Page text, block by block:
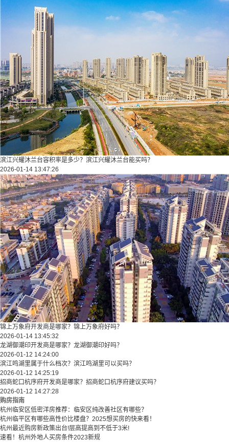
滨江兴耀沐兰台容积率是多少？滨江兴耀沐兰台能买吗？
2026-01-14 13:47:26
锦上万象府开发商是哪家？锦上万象府好吗？
2026-01-14 13:45:32
龙湖御潮印开发商是哪家？龙湖御潮印好吗？
2026-01-12 14:24:00
滨江鸣湖里属于什么档次？滨江鸣湖里可以买吗？
2026-01-12 14:25:19
招商蛇口杭序府开发商是哪家？招商蛇口杭序府建议买吗？
2026-01-12 14:27:28
购房指南
杭州临安区低密洋房推荐：临安区纯改善社区有哪些？
​​杭州临平区有哪些高性价比楼盘？2025想买房的快来看！​
杭州最近购房新政策出台!层高提高到不低于3米!
速看！杭州外地人买房条件2023新规